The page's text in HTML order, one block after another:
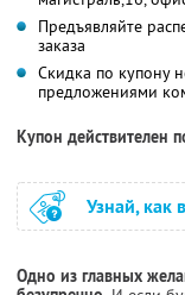
Предъявляйте
заказа
Скидка по купону
предложениями
Купон действителен
Узнай, как
Одно из главных